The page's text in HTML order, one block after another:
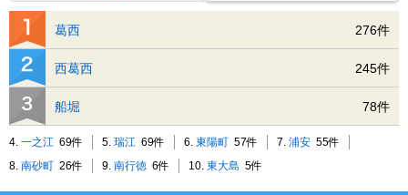
葛西 276件
西葛西 245件
船堀 78件
4. 一之江 69件 5. 瑞江 69件 6. 東陽町 57件 7. 浦安 55件
8. 南砂町 26件 9. 南行徳 6件 10. 東大島 5件